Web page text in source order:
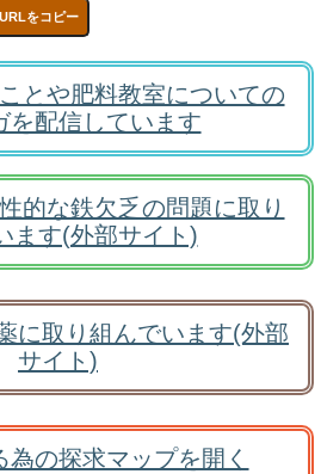
をコピー
とや肥料教室についての
を配信しています
的な鉄欠乏の問題に取り
ます(外部サイト)
に取り組んでいます(外部
サイト)
為の探求マップを開く